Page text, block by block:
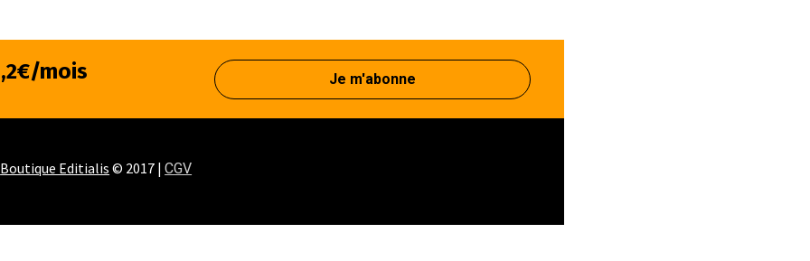
mois Je m'abonne
Boutique Editialis © 2017 | CGV